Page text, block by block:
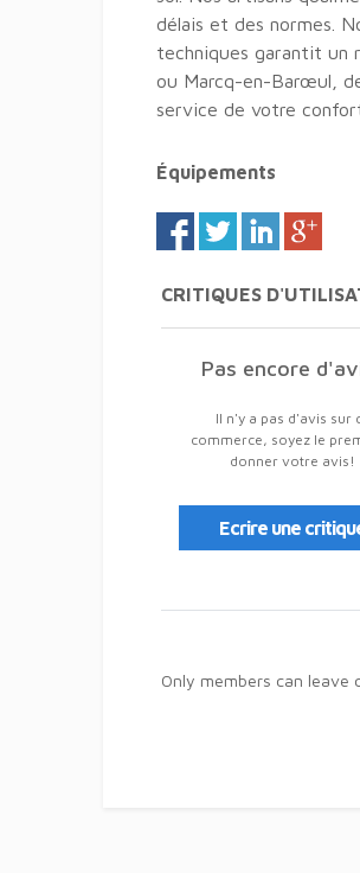
délais et des normes.
techniques garantit un
ou Marcq-en-Barœul,
service de votre
Équipements
CRITIQUES
Pas encore
Il n'y a pas d'avis sur
commerce, soyez le
donner votre avis!
Ecrire une
Only members can leave